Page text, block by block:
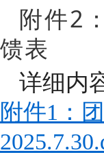
附件2
馈表
详细内
附件1：